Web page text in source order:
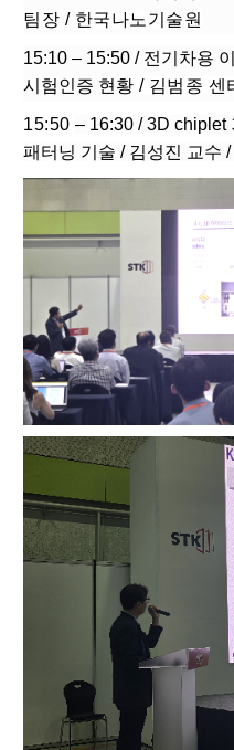
팀장 / 한국나노기술원
15:10 – 15:50 / 전기차용
시험인증 현황 / 김범종 센
15:50– 16:30 / 3D chiplet
패터닝 기술 / 김성진 교수